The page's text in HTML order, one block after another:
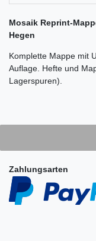
Mosaik Reprint-
Hegen
Komplette Mappe mit
Auflage. Hefte und
Lagerspuren).
Zahlungsarten